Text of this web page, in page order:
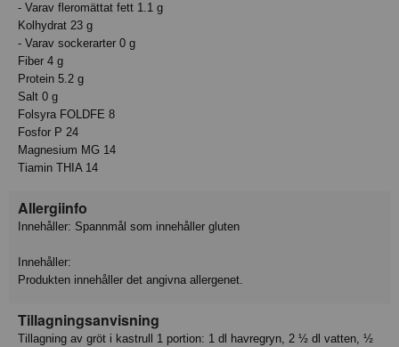
- Varav fleromättat fett 1.1 g
Kolhydrat 23 g
- Varav sockerarter 0 g
Fiber 4 g
Protein 5.2 g
Salt 0 g
Folsyra FOLDFE 8
Fosfor P 24
Magnesium MG 14
Tiamin THIA 14
Allergiinfo
Innehåller: Spannmål som innehåller gluten
Innehåller:
Produkten innehåller det angivna allergenet.
Tillagningsanvisning
Tillagning av gröt i kastrull 1 portion: 1 dl havregryn, 2 ½ dl vatten, ½